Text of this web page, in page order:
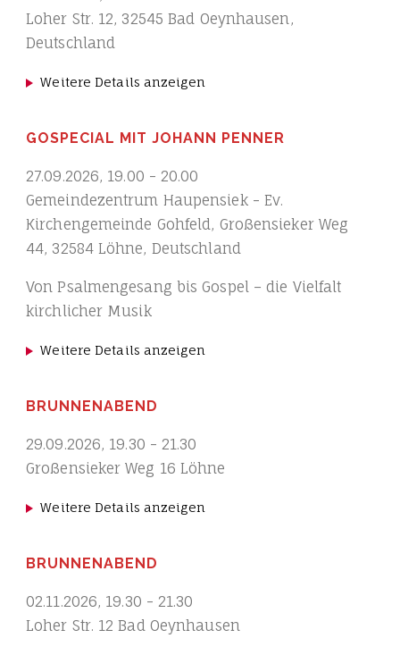
Loher Str. 12, 32545 Bad Oeynhausen,
Deutschland
Weitere Details anzeigen
GOSPECIAL MIT JOHANN PENNER
27.09.2026, 19.00 - 20.00
Gemeindezentrum Haupensiek - Ev.
Kirchengemeinde Gohfeld, Großensieker Weg
44, 32584 Löhne, Deutschland
Von Psalmengesang bis Gospel – die Vielfalt
kirchlicher Musik
Weitere Details anzeigen
BRUNNENABEND
29.09.2026, 19.30 - 21.30
Großensieker Weg 16 Löhne
Weitere Details anzeigen
BRUNNENABEND
02.11.2026, 19.30 - 21.30
Loher Str. 12 Bad Oeynhausen